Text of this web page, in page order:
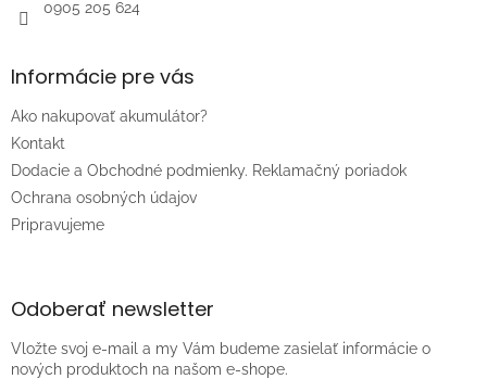
0905 205 624
Informácie pre vás
Ako nakupovať akumulátor?
Kontakt
Dodacie a Obchodné podmienky. Reklamačný poriadok
Ochrana osobných údajov
Pripravujeme
Odoberať newsletter
Vložte svoj e-mail a my Vám budeme zasielať informácie o
nových produktoch na našom e-shope.